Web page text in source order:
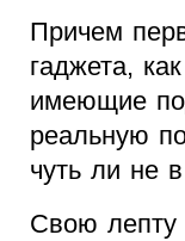
Причем
гаджета,
имеющие
реальную
чуть ли не
Свою лепту